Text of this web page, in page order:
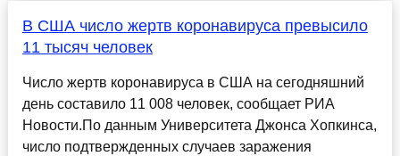
В США число жертв коронавируса превысило
11 тысяч человек
Число жертв коронавируса в США на сегодняшний
день составило 11 008 человек, сообщает РИА
Новости.По данным Университета Джонса Хопкинса,
число подтвержденных случаев заражения